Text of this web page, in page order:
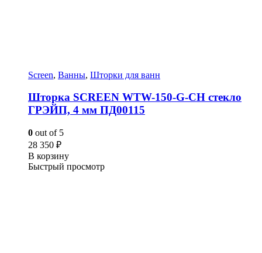
Screen, Ванны, Шторки для ванн
Шторка SCREEN WTW-150-G-CH стекло
ГРЭЙП, 4 мм ПД00115
0 out of 5
28 350 ₽
В корзину
Быстрый просмотр